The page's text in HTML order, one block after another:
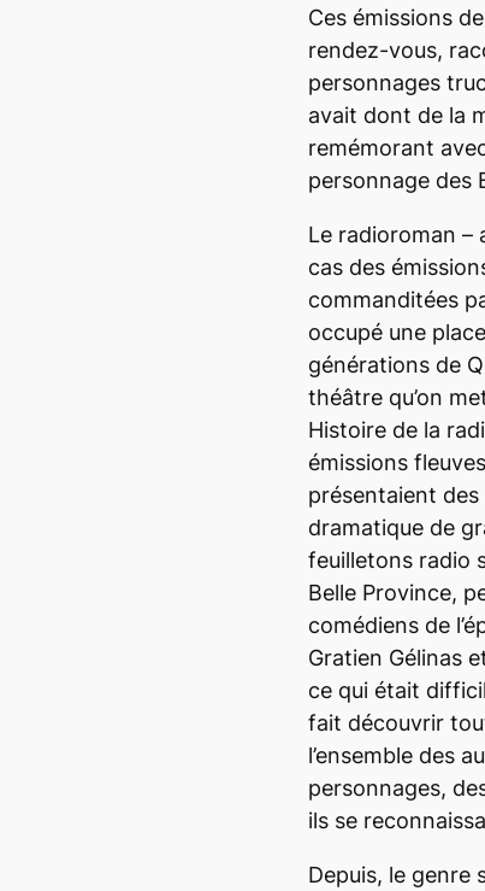
Ces émissions
rendez-vous,
personnages
avait dont de la
remémorant
personnage des
Le radioroman –
cas des
commanditées
occupé une
générations de
théâtre qu’on
Histoire de la
émissions
présentaient
dramatique de
feuilletons radio
Belle Province,
comédiens de
Gratien Gélinas
ce qui était
fait découvrir
l’ensemble des
personnages,
ils se
Depuis, le genre